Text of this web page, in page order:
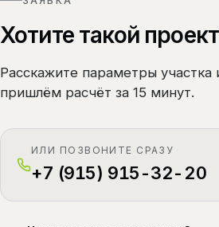
Хотите такой
Расскажите параметры
пришлём расчёт за 15 минут.
ИЛИ ПОЗВОНИТЕ СРАЗУ
+7 (915) 915-32-20